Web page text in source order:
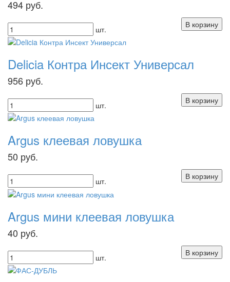
494 руб.
шт.
Delicia Контра Инсект Универсал
956 руб.
шт.
Argus клеевая ловушка
50 руб.
шт.
Argus мини клеевая ловушка
40 руб.
шт.